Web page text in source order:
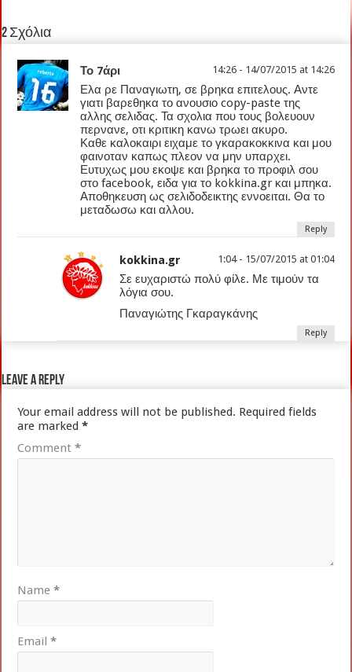
2 Σχόλια
Το 7άρι 14:26 - 14/07/2015 at 14:26
Ελα ρε Παναγιωτη, σε βρηκα επιτελους. Αντε
γιατι βαρεθηκα το ανουσιο copy-paste της
αλλης σελιδας. Τα σχολια που τους βολευουν
περνανε, οτι κριτικη κανω τρωει ακυρο.
Καθε καλοκαιρι ειχαμε το γκαρακοκκινα και μου
φαινοταν καπως πλεον να μην υπαρχει.
Ευτυχως μου εκοψε και βρηκα το προφιλ σου
στο facebook, ειδα για το kokkina.gr και μπηκα.
Αποθηκευση ως σελιδοδεικτης εννοειται. Θα το
μεταδωσω και αλλου.
Reply
kokkina.gr 1:04 - 15/07/2015 at 01:04
Σε ευχαριστώ πολύ φίλε. Με τιμούν τα
λόγια σου.
Παναγιώτης Γκαραγκάνης
Reply
Leave a Reply
Your email address will not be published. Required fields
are marked*
Comment*
Name*
Email*